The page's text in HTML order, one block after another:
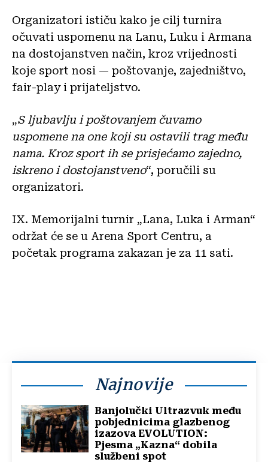
Organizatori ističu kako je cilj turnira
očuvati uspomenu na Lanu, Luku i Armana
na dostojanstven način, kroz vrijednosti
koje sport nosi — poštovanje, zajedništvo,
fair-play i prijateljstvo.
„S ljubavlju i poštovanjem čuvamo
uspomene na one koji su ostavili trag među
nama. Kroz sport ih se prisjećamo zajedno,
iskreno i dostojanstveno“, poručili su
organizatori.
IX. Memorijalni turnir „Lana, Luka i Arman“
održat će se u Arena Sport Centru, a
početak programa zakazan je za 11 sati.
Najnovije
Banjolučki Ultrazvuk među
pobjednicima glazbenog
izazova EVOLUTION:
Pjesma „Kazna“ dobila
službeni spot